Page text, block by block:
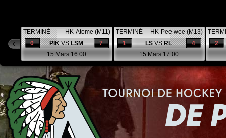
TERMINÉ
HK-Atome (M11)
7
0 PIKVSLSM
15 Mars 16:00
TERMINÉ
HK-Pee wee (M13)
4
1 LSVSRL
15 Mars 17:00
2